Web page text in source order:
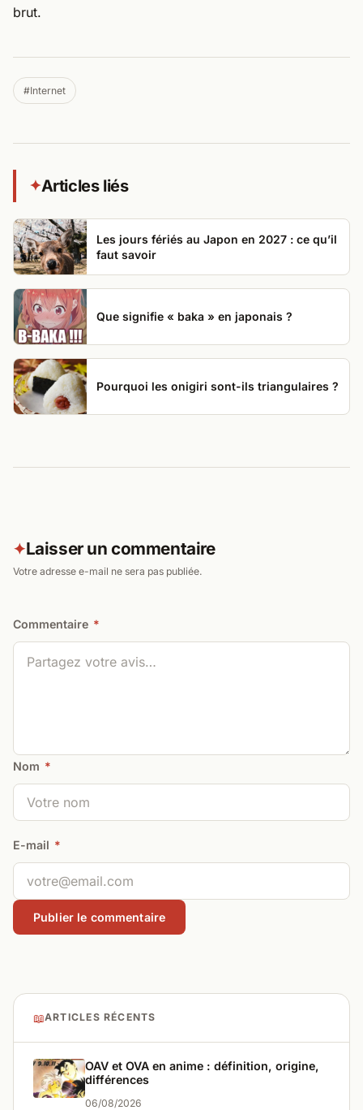
brut.
#Internet
✦Articles liés
Les jours fériés au Japon en 2027 : ce qu’il
faut savoir
Que signifie « baka » en japonais ?
Pourquoi les onigiri sont-ils triangulaires ?
✦Laisser un commentaire
Votre adresse e-mail ne sera pas publiée.
Commentaire *
Nom *
E-mail *
📖ARTICLES RÉCENTS
OAV et OVA en anime : définition, origine,
différences
06/08/2026